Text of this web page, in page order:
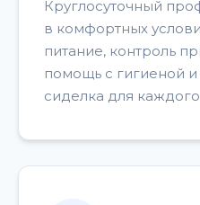
Круглосуточный
в комфортных
питание, контроль
помощь с гигиеной
сиделка для